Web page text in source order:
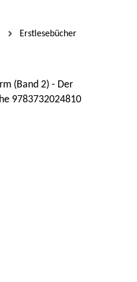
Erstlesebücher